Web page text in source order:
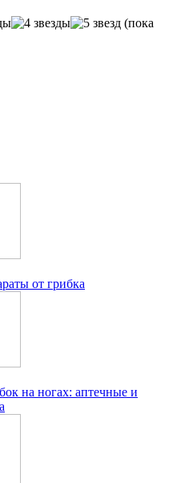
(пока
от грибка
на ногах: аптечные и